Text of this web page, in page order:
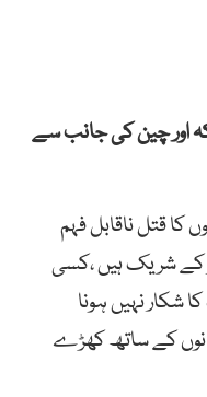
اور چین کی جانب سے
کا قتل ناقابل فہم
کے شریک ہیں ،کسی
‌‌شکار نہیں ہونا
کے ساتھ کھڑے